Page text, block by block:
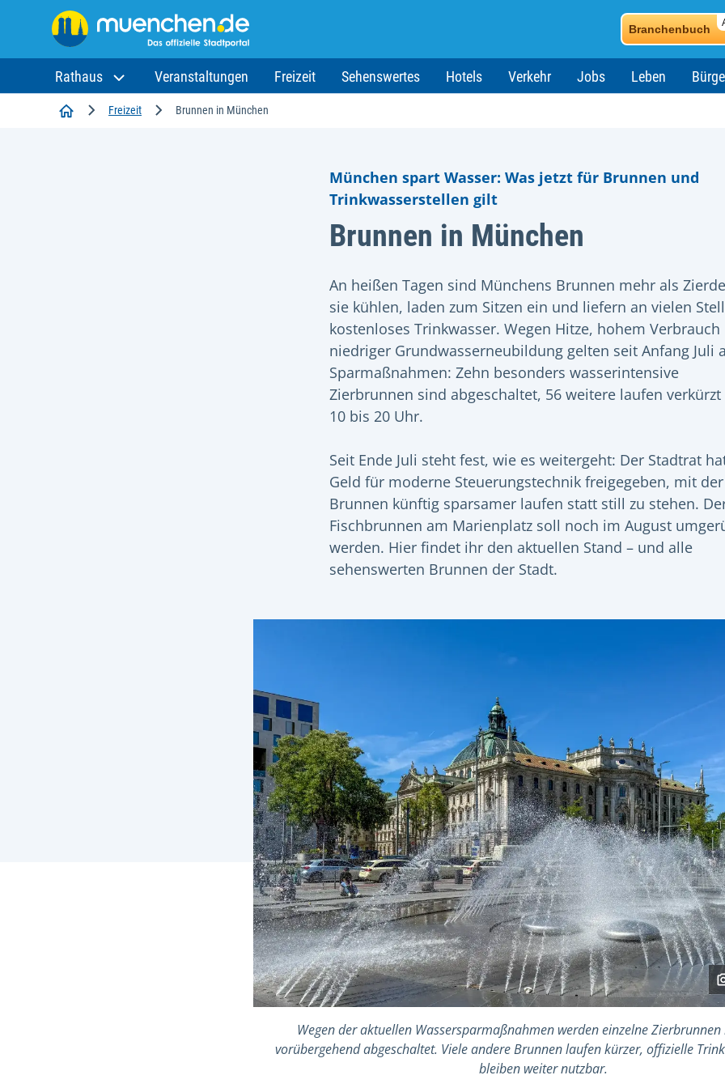
Branchenbuch
Rathaus Veranstaltungen Freizeit Sehenswertes Hotels Verkehr Jobs Leben
StartseiteFreizeit Brunnen in München
München spart Wasser: Was jetzt für Brunnen und
Trinkwasserstellen gilt
Brunnen in München
An heißen Tagen sind Münchens Brunnen mehr als
sie kühlen, laden zum Sitzen ein und liefern an vielen
kostenloses Trinkwasser. Wegen Hitze, hohem
niedriger Grundwasserneubildung gelten seit Anfang Juli
Sparmaßnahmen: Zehn besonders wasserintensive
Zierbrunnen sind abgeschaltet, 56 weitere laufen verkürzt
10 bis 20 Uhr.
Seit Ende Juli steht fest, wie es weitergeht: Der Stadtrat
Geld für moderne Steuerungstechnik freigegeben, mit der
Brunnen künftig sparsamer laufen statt still zu stehen.
Fischbrunnen am Marienplatz soll noch im August
werden. Hier findet ihr den aktuellen Stand – und alle
sehenswerten Brunnen der Stadt.
Wegen der aktuellen Wassersparmaßnahmen werden einzelne
vorübergehend abgeschaltet. Viele andere Brunnen laufen kürzer, offizielle
bleiben weiter nutzbar.